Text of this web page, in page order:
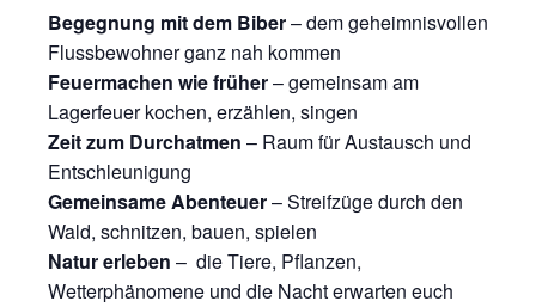
Begegnung mit dem Biber– dem geheimnisvollen
Flussbewohner ganz nah kommen
Feuermachen wie früher– gemeinsam am
Lagerfeuer kochen, erzählen, singen
Zeit zum Durchatmen – Raum für Austausch und
Entschleunigung
Gemeinsame Abenteuer– Streifzüge durch den
Wald, schnitzen, bauen, spielen
Natur erleben – die Tiere, Pflanzen,
Wetterphänomene und die Nacht erwarten euch